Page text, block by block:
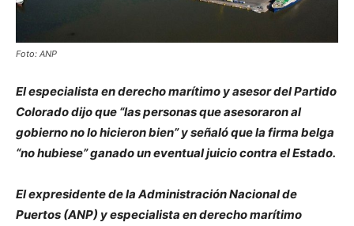
Foto: ANP
El especialista en derecho marítimo y asesor del Partido
Colorado dijo que “las personas que asesoraron al
gobierno no lo hicieron bien” y señaló que la firma belga
“no hubiese” ganado un eventual juicio contra el Estado.
El expresidente de la Administración Nacional de
Puertos (ANP) y especialista en derecho marítimo